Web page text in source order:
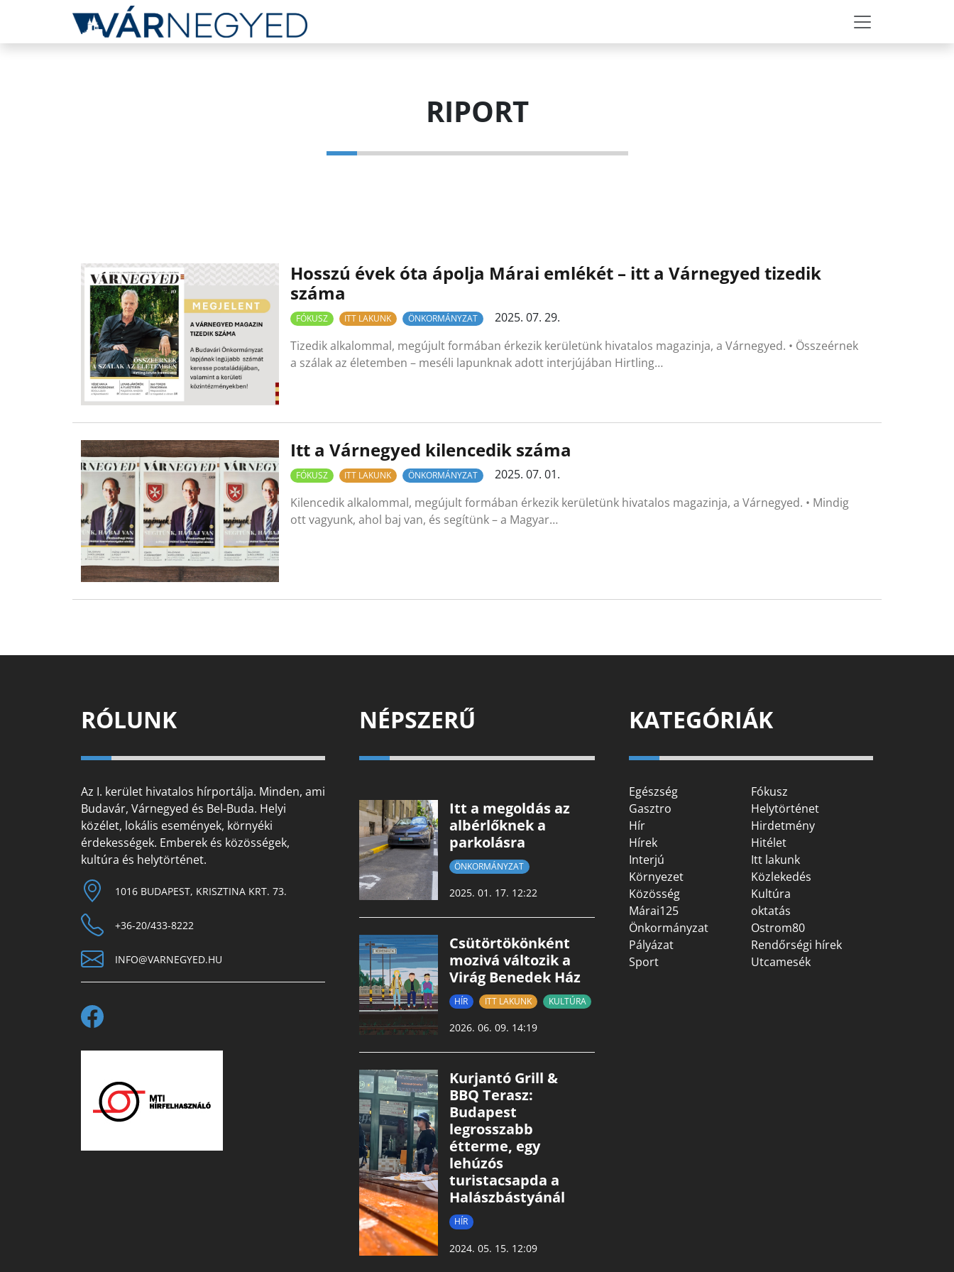
RIPORT
Hosszú évek óta ápolja Márai emlékét – itt a Várnegyed tizedik
száma
FÓKUSZ ITT LAKUNK ÖNKORMÁNYZAT
2025. 07. 29.
Tizedik alkalommal, megújult formában érkezik kerületünk hivatalos magazinja, a Várnegyed. • Összeérnek
a szálak az életemben – meséli lapunknak adott interjújában Hirtling…
Itt a Várnegyed kilencedik száma
FÓKUSZ ITT LAKUNK ÖNKORMÁNYZAT
2025. 07. 01.
Kilencedik alkalommal, megújult formában érkezik kerületünk hivatalos magazinja, a Várnegyed. • Mindig
ott vagyunk, ahol baj van, és segítünk – a Magyar…
RÓLUNK
Az I. kerület hivatalos hírportálja. Minden, ami
Budavár, Várnegyed és Bel-Buda. Helyi
közélet, lokális események, környéki
érdekességek. Emberek és közösségek,
kultúra és helytörténet.
1016 BUDAPEST, KRISZTINA KRT. 73.
+36-20/433-8222
INFO@VARNEGYED.HU
NÉPSZERŰ
Itt a megoldás az
albérlőknek a
parkolásra
ÖNKORMÁNYZAT
2025. 01. 17. 12:22
Csütörtökönként
mozivá változik a
Virág Benedek Ház
HÍR ITT LAKUNK KULTÚRA
2026. 06. 09. 14:19
Kurjantó Grill &
BBQ Terasz:
Budapest
legrosszabb
étterme, egy
lehúzós
turistacsapda a
Halászbástyánál
HÍR
2024. 05. 15. 12:09
KATEGÓRIÁK
Egészség
Fókusz
Gasztro
Helytörténet
Hír
Hirdetmény
Hírek
Hitélet
Interjú
Itt lakunk
Környezet
Közlekedés
Közösség
Kultúra
Márai125
oktatás
Önkormányzat
Ostrom80
Pályázat
Rendőrségi hírek
Sport
Utcamesék